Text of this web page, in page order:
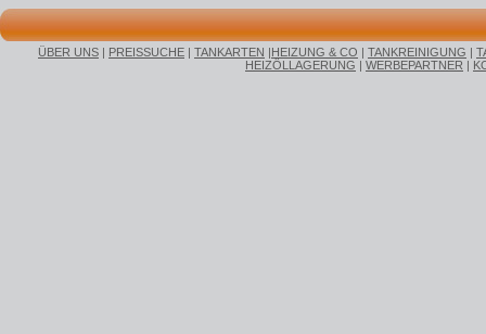
ÜBER UNS | PREISSUCHE | TANKARTEN |HEIZUNG & CO | TANKREINIGUNG |
HEIZÖLLAGERUNG | WERBEPARTNER |